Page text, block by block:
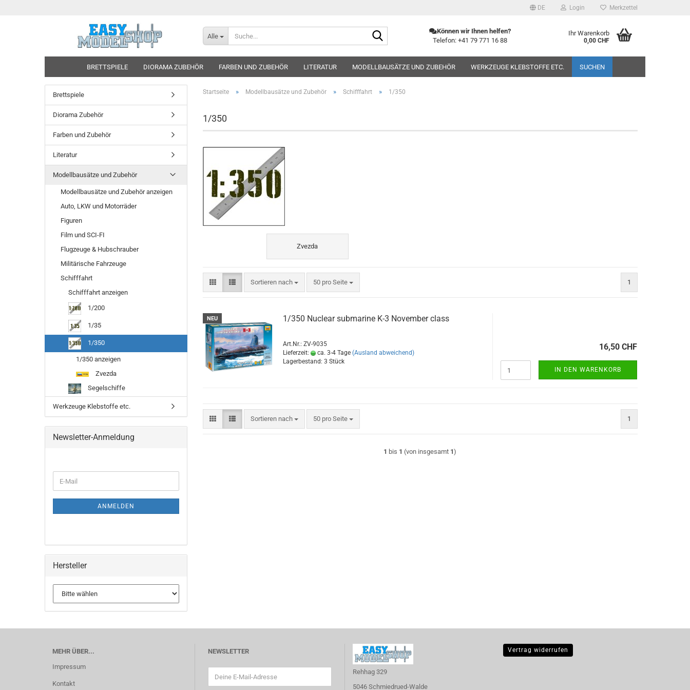
DE Login Merkzettel
Alle
Können wir Ihnen helfen?
Telefon: +41 79 771 16 88
Ihr Warenkorb
0,00 CHF
BRETTSPIELE DIORAMA ZUBEHÖR FARBEN UND ZUBEHÖR LITERATUR MODELLBAUSÄTZE UND ZUBEHÖR WERKZEUGE KLEBSTOFFE ETC. SUCHEN
Startseite » Modellbausätze und Zubehör » Schifffahrt » 1/350
1/350
Zvezda
Sortieren nach
Sortieren nach 50 pro Seite
pro Seite 1
NEU 1/350 Nuclear submarine K-3 November class
Art.Nr.: ZV-9035
Lieferzeit:
ca. 3-4 Tage (Ausland abweichend)
Lagerbestand: 3 Stück
16,50 CHF
IN DEN WARENKORB
Sortieren nach
Sortieren nach 50 pro Seite
pro Seite 1
1 bis 1 (von insgesamt 1)
Brettspiele
Diorama Zubehör
Farben und Zubehör
Literatur
Modellbausätze und Zubehör
Modellbausätze und Zubehör anzeigen
Auto, LKW und Motorräder
Figuren
Film und SCI-FI
Flugzeuge & Hubschrauber
Militärische Fahrzeuge
Schifffahrt
Schifffahrt anzeigen
1/200
1/35
1/350
1/350 anzeigen
Zvezda
Segelschiffe
Werkzeuge Klebstoffe etc.
Newsletter-Anmeldung
ZUR
E-
Mail
ANMELDEN
Hersteller
MEHR ÜBER...
Impressum
Kontakt
NEWSLETTER
Rehhag 329
5046 Schmiedrued-Walde
Vertrag widerrufen